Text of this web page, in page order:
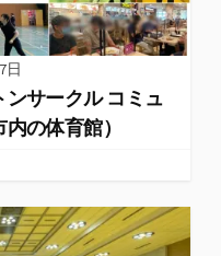
日
ンサークル コミュ
の体育館）